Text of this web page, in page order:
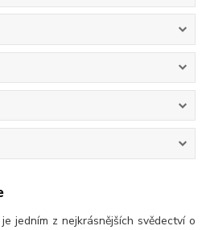
jedním z nejkrásnějších svědectví o